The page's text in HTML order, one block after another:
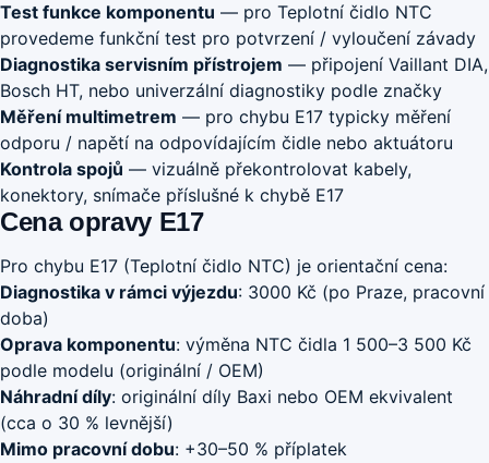
Test funkce komponentu — pro Teplotní čidlo NTC
provedeme funkční test pro potvrzení / vyloučení závady
Diagnostika servisním přístrojem — připojení Vaillant DIA,
Bosch HT, nebo univerzální diagnostiky podle značky
Měření multimetrem — pro chybu E17 typicky měření
odporu / napětí na odpovídajícím čidle nebo aktuátoru
Kontrola spojů — vizuálně překontrolovat kabely,
konektory, snímače příslušné k chybě E17
Cena opravy E17
Pro chybu E17 (Teplotní čidlo NTC) je orientační cena:
Diagnostika v rámci výjezdu: 3000 Kč (po Praze, pracovní
doba)
Oprava komponentu: výměna NTC čidla 1 500–3 500 Kč
podle modelu (originální / OEM)
Náhradní díly: originální díly Baxi nebo OEM ekvivalent
(cca o 30 % levnější)
Mimo pracovní dobu: +30–50 % příplatek